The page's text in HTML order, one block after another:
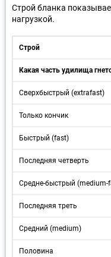
Строй бланка
нагрузкой.
Строй
Какая часть удилища
Сверхбыстрый (extrafast)
Только кончик
Быстрый (fast)
Последняя четверть
Средне-быстрый (medium-
Последняя треть
Средний (medium)
Половина